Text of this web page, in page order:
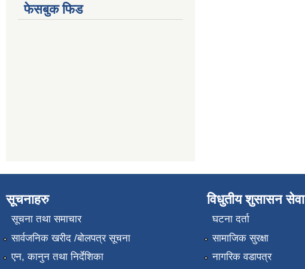
फेसबुक फिड
सूचनाहरु
सूचना तथा समाचार
सार्वजनिक खरीद /बोलपत्र सूचना
एन, कानुन तथा निर्देशिका
विधुतीय शुसासन सेवा
घटना दर्ता
सामाजिक सुरक्षा
नागरिक वडापत्र